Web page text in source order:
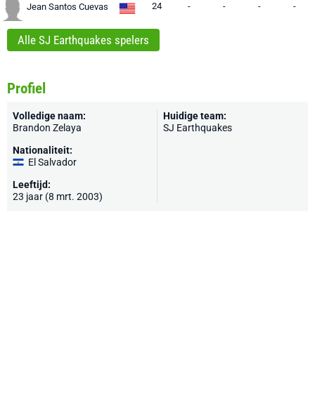
Jean Santos Cuevas 24 - - - -
Alle SJ Earthquakes spelers
Profiel
Volledige naam:
Brandon Zelaya
Nationaliteit:
El Salvador
Leeftijd:
23 jaar (8 mrt. 2003)
Huidige team:
SJ Earthquakes